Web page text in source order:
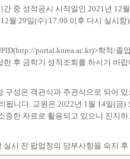
간 중 성적공시 시작일인 2021 년 12월
12월 29일(수) 17:00 이후 다시 실시함)
http://portal.korea.ac.kr)>학적/졸업
한 후 금학기 성적조회를 하시기 바랍
구성은 객관식과 주관식으로 되어 있
됩니다. 교원은 2022년 1 월 14일(금)
중한 자료로 활용되고 있으니 진지
실시 전 팝업창의 당부사항을 숙지